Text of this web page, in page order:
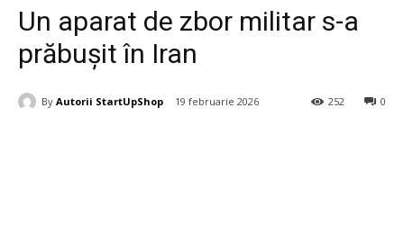
Un aparat de zbor militar s-a
prăbușit în Iran
By Autorii StartUpShop 19 februarie 2026 0
252